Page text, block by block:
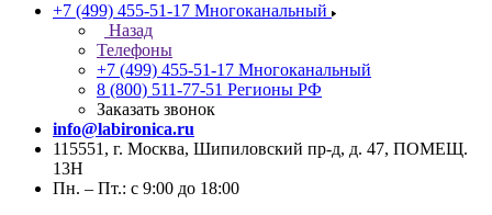
+7 (499) 455-51-17 Многоканальный
Назад
Телефоны
+7 (499) 455-51-17 Многоканальный
8 (800) 511-77-51 Регионы РФ
Заказать звонок
info@labironica.ru
115551, г. Москва, Шипиловский пр-д, д. 47, ПОМЕЩ.
13Н
Пн. – Пт.: с 9:00 до 18:00